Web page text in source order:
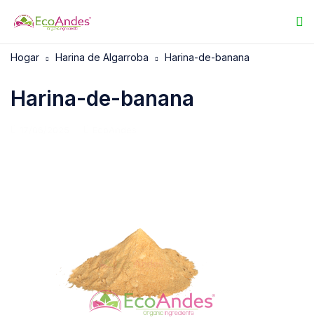
Hogar Harina de Algarroba Harina-de-banana
Harina-de-banana